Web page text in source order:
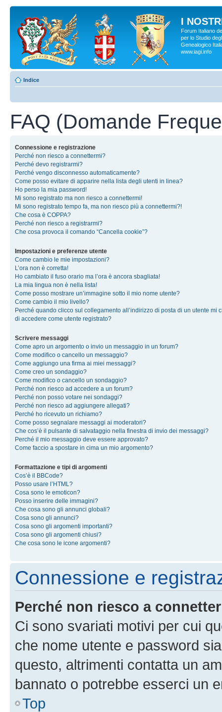
I
Forum Italiano
per lo Studio
Genealogico
www.iagi.info
Indice
FAQ (Domande
Connessione e registrazione
Perché non riesco a connettermi?
Perché devo registrarmi?
Perché vengo disconnesso automaticamente?
Come posso evitare di apparire nella lista degli utenti in linea?
Ho perso la mia password!
Mi sono registrato ma non riesco a connettermi!
Mi sono registrato tempo fa, ma non riesco più a connettermi?!
Che cosa è COPPA?
Perché non riesco a registrarmi?
Che cosa provoca il comando “Cancella cookie”?
Impostazioni e preferenze utente
Come cambio le mie impostazioni?
L’ora non è corretta!
Ho cambiato il fuso orario ma l’ora è ancora sbagliata!
La mia lingua non è nella lista!
Come posso mostrare un’immagine sotto il mio nome utente?
Come cambio il mio livello?
Perché quando clicco sul collegamento all’indirizzo di posta di un utente mi
di accedere come utente registrato?
Scrivere messaggi
Come apro un argomento o invio un messaggio in un forum?
Come modifico o cancello un messaggio?
Come aggiungo una firma ai miei messaggi?
Come creo un sondaggio?
Come modifico o cancello un sondaggio?
Perché non riesco ad accedere a un forum?
Perché non posso votare nei sondaggi?
Perché non riesco ad aggiungere allegati?
Perché ho ricevuto un richiamo?
Come posso segnalare messaggi ai moderatori?
Che cos’è il pulsante di salvataggio nella finestra di invio dei messaggi?
Perché il mio messaggio deve essere approvato?
Come faccio a spostare in cima un mio argomento?
Formattazione e tipi di argomenti
Cos’è il BBCode?
Posso usare l’HTML?
Cosa sono le emoticon?
Posso inserire delle immagini?
Che cosa sono gli annunci globali?
Cosa sono gli annunci?
Cosa sono gli argomenti importanti?
Cosa sono gli argomenti chiusi?
Che cosa sono le icone argomenti?
Connessione e
Perché non riesco a
Ci sono svariati motivi per cui
che nome utente e password
questo, altrimenti contatta un
bannato o potrebbe esserci un
Top